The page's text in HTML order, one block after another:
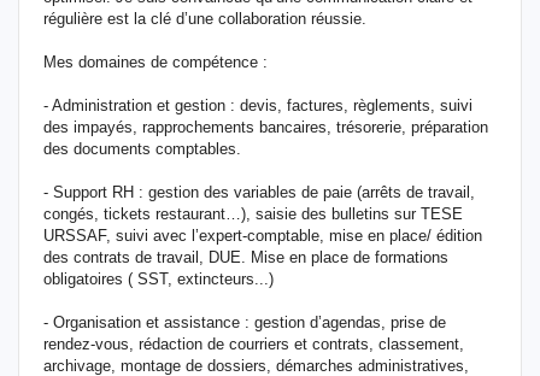
régulière est la clé d’une collaboration réussie.
Mes domaines de compétence :
- Administration et gestion : devis, factures, règlements, suivi
des impayés, rapprochements bancaires, trésorerie, préparation
des documents comptables.
- Support RH : gestion des variables de paie (arrêts de travail,
congés, tickets restaurant…), saisie des bulletins sur TESE
URSSAF, suivi avec l’expert-comptable, mise en place/ édition
des contrats de travail, DUE. Mise en place de formations
obligatoires ( SST, extincteurs...)
- Organisation et assistance : gestion d’agendas, prise de
rendez-vous, rédaction de courriers et contrats, classement,
archivage, montage de dossiers, démarches administratives,